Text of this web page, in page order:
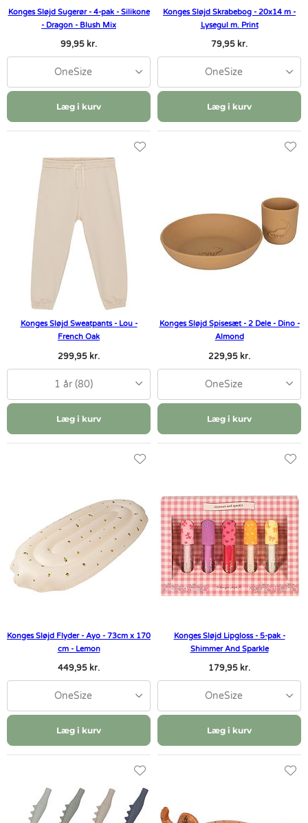
Konges Sløjd Sugerør - 4-pak - Silikone
- Dragon - Blush Mix
99,95 kr.
OneSize
Læg i kurv
Konges Sløjd Skrabebog - 20x14 m -
Lysegul m. Print
79,95 kr.
OneSize
Læg i kurv
Konges Sløjd Sweatpants - Lou -
French Oak
299,95 kr.
1 år (80)
Læg i kurv
Konges Sløjd Spisesæt - 2 Dele - Dino -
Almond
229,95 kr.
OneSize
Læg i kurv
Konges Sløjd Flyder - Ayo - 73cm x 170
cm - Lemon
449,95 kr.
OneSize
Læg i kurv
Konges Sløjd Lipgloss - 5-pak -
Shimmer And Sparkle
179,95 kr.
OneSize
Læg i kurv